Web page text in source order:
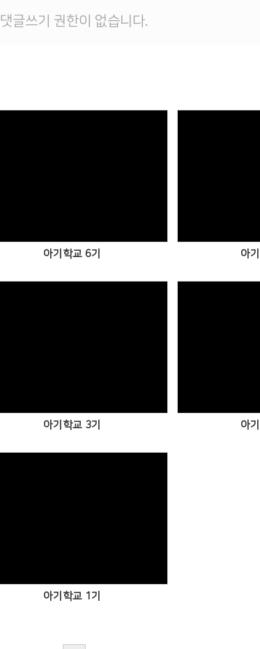
댓글쓰기 권한이 없습니다.
아기학교 6기 아
아기학교 3기 아
아기학교 1기